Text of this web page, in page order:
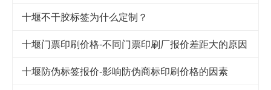
十堰不干胶标签为什么定制？
十堰门票印刷价格-不同门票印刷厂报价差距大的原因
十堰防伪标签报价-影响防伪商标印刷价格的因素